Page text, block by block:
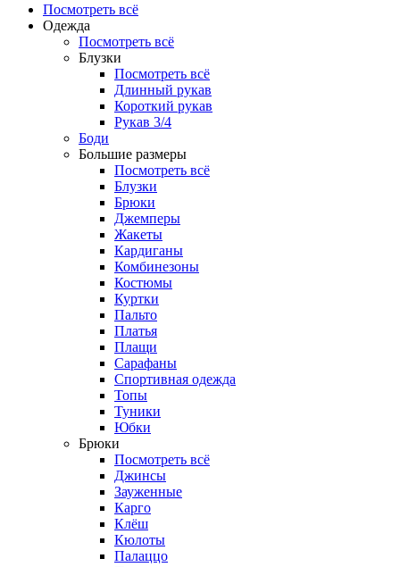
Посмотреть всё
Одежда
Посмотреть всё
Блузки
Посмотреть всё
Длинный рукав
Короткий рукав
Рукав 3/4
Боди
Большие размеры
Посмотреть всё
Блузки
Брюки
Джемперы
Жакеты
Кардиганы
Комбинезоны
Костюмы
Куртки
Пальто
Платья
Плащи
Сарафаны
Спортивная одежда
Топы
Туники
Юбки
Брюки
Посмотреть всё
Джинсы
Зауженные
Карго
Клёш
Кюлоты
Палаццо